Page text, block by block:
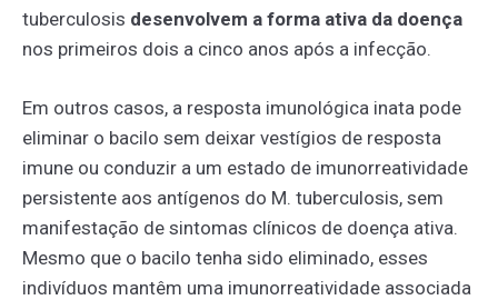
tuberculosis desenvolvem a forma ativa da doença
nos primeiros dois a cinco anos após a infecção.
Em outros casos, a resposta imunológica inata pode
eliminar o bacilo sem deixar vestígios de resposta
imune ou conduzir a um estado de imunorreatividade
persistente aos antígenos do M. tuberculosis, sem
manifestação de sintomas clínicos de doença ativa.
Mesmo que o bacilo tenha sido eliminado, esses
indivíduos mantêm uma imunorreatividade associada